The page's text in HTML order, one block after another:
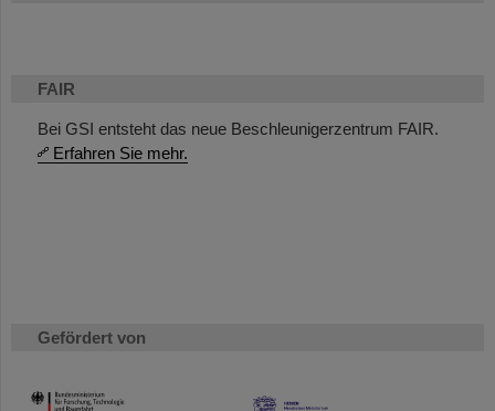
FAIR
Bei GSI entsteht das neue Beschleunigerzentrum FAIR.
Erfahren Sie mehr.
Gefördert von
HMWK